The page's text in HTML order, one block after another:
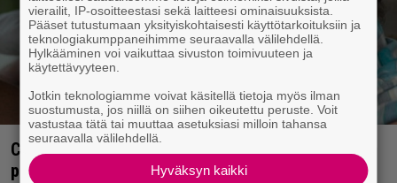
Clint Eastwood näytti Kevin Costnerille kaapin
paikan hyvin yksinkertaisella toimenpiteellä
vierailit, IP-osoitteestasi sekä laitteesi ominaisuuksista.
Pääset tutustumaan yksityiskohtaisesti käyttötarkoituksiin ja
teknologiakumppaneihimme seuraavalla välilehdellä.
Hylkääminen voi vaikuttaa sivuston toimivuuteen ja
käytettävyyteen.
Jotkin teknologiamme voivat käsitellä tietoja myös ilman
suostumusta, jos niillä on siihen oikeutettu peruste. Voit
vastustaa tätä tai muuttaa asetuksiasi milloin tahansa
seuraavalla välilehdellä.
Hyväksyn kaikki